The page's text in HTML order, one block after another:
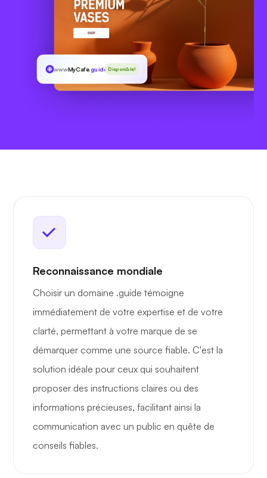
wwwMyCafe.guide Disponible!
Reconnaissance mondiale
Choisir un domaine .guide témoigne
immédiatement de votre expertise et de votre
clarté, permettant à votre marque de se
démarquer comme une source fiable. C'est la
solution idéale pour ceux qui souhaitent
proposer des instructions claires ou des
informations précieuses, facilitant ainsi la
communication avec un public en quête de
conseils fiables.